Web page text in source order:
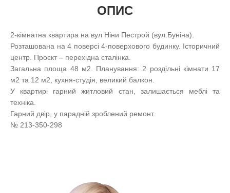
ОПИС
2-кімнатна квартира на вул Ніни Пестрой (вул.Буніна).
Розташована на 4 поверсі 4-поверхового будинку. Історичний
центр. Проєкт – перехідна сталінка.
Загальна площа 48 м2. Планування: 2 роздільні кімнати 17
м2 та 12 м2, кухня-студія, великий балкон.
У квартирі гарний житловий стан, залишається меблі та
техніка.
Гарний двір, у парадній зроблений ремонт.
№ 213-350-298